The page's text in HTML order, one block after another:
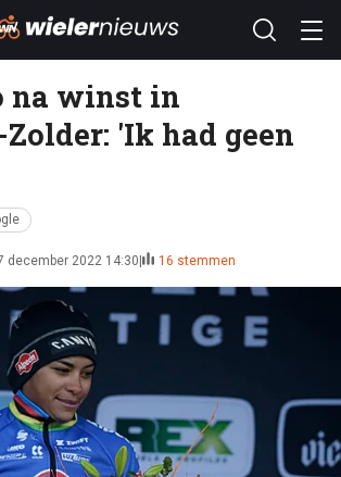
na winst in
'Ik had geen
december 2022 14:30 16 stemmen